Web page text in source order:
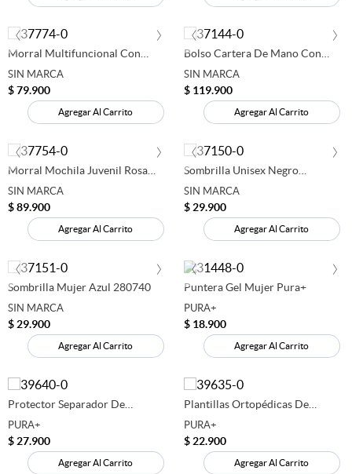
‹ ›
Morral Multifuncional Con
280776
SIN MARCA
$79.900
Agregar Al Carrito
‹ ›
Bolso Cartera De Mano Con
Negro T260159
SIN MARCA
$ 119.900
Agregar Al Carrito
‹ ›
Morral Mochila Juvenil Rosa
SIN MARCA
$89.900
Agregar Al Carrito
‹ ›
Sombrilla Unisex Negro
SIN MARCA
$ 29.900
Agregar Al Carrito
‹ ›
Sombrilla Mujer Azul 280740
SIN MARCA
$ 29.900
Agregar Al Carrito
‹ ›
Puntera Gel Mujer Pura+
PURA+
$ 18.900
Agregar Al Carrito
Protector Separador De
636163
PURA+
$ 27.900
Agregar Al Carrito
Plantillas Ortopédicas De
Soporte Ergonómico 636156
PURA+
$ 22.900
Agregar Al Carrito